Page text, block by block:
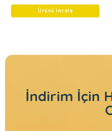
of
Ürünü İncele
İndirim İçin